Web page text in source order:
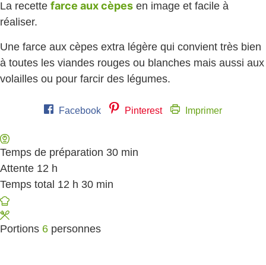
La recette farce aux cèpes en image et facile à
réaliser.
Une farce aux cèpes extra légère qui convient très bien
à toutes les viandes rouges ou blanches mais aussi aux
volailles ou pour farcir des légumes.
Facebook Pinterest Imprimer
Temps de préparation 30 minutes
min
Attente 12 heures
h
Temps total 12 heures
h 30 minutes
min
Portions 6 personnes